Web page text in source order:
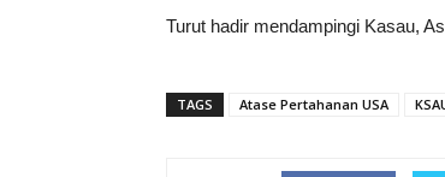
Turut hadir mendampingi Kasau,
TAGS Atase Pertahanan USA